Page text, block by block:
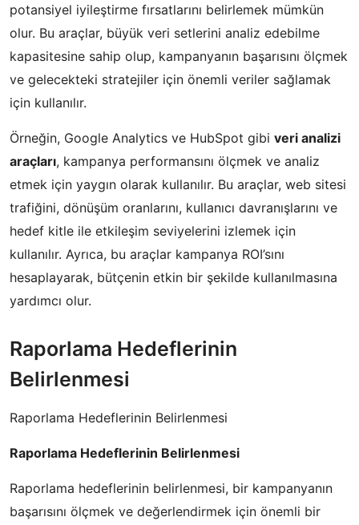
potansiyel iyileştirme fırsatlarını belirlemek mümkün
olur. Bu araçlar, büyük veri setlerini analiz edebilme
kapasitesine sahip olup, kampanyanın başarısını ölçmek
ve gelecekteki stratejiler için önemli veriler sağlamak
için kullanılır.
Örneğin, Google Analytics ve HubSpot gibi veri analizi
araçları, kampanya performansını ölçmek ve analiz
etmek için yaygın olarak kullanılır. Bu araçlar, web sitesi
trafiğini, dönüşüm oranlarını, kullanıcı davranışlarını ve
hedef kitle ile etkileşim seviyelerini izlemek için
kullanılır. Ayrıca, bu araçlar kampanya ROI’sını
hesaplayarak, bütçenin etkin bir şekilde kullanılmasına
yardımcı olur.
Raporlama Hedeflerinin
Belirlenmesi
Raporlama Hedeflerinin Belirlenmesi
Raporlama Hedeflerinin Belirlenmesi
Raporlama hedeflerinin belirlenmesi, bir kampanyanın
başarısını ölçmek ve değerlendirmek için önemli bir